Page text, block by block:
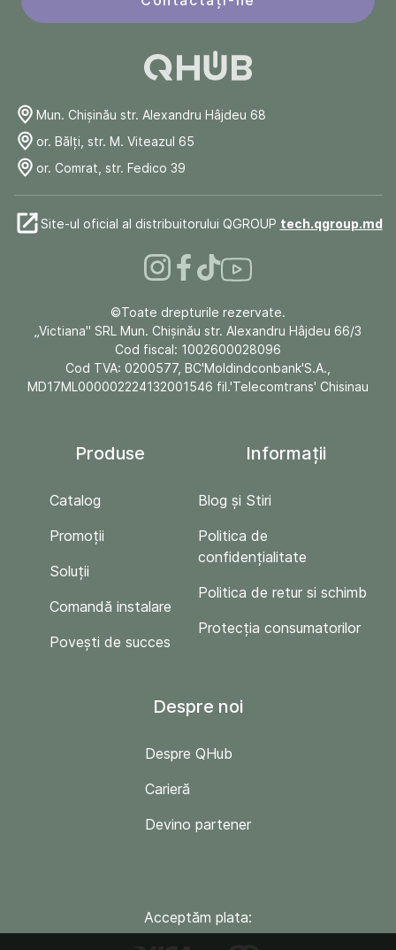
Mun. Chişinău str. Alexandru Hâjdeu 68
or. Bălți, str. M. Viteazul 65
or. Comrat, str. Fedico 39
Site-ul oficial al distribuitorului QGROUP tech.qgroup.md
©Toate drepturile rezervate.
„Victiana" SRL Mun. Chişinău str. Alexandru Hâjdeu 66/3
Cod fiscal: 1002600028096
Cod TVA: 0200577, BC'Moldindconbank'S.A.,
MD17ML000002224132001546 fil.'Telecomtrans' Chisinau
Produse
Catalog
Promoții
Soluții
Comandă instalare
Povești de succes
Informații
Blog și Stiri
Politica de
confidențialitate
Politica de retur si schimb
Protecția consumatorilor
Despre noi
Despre QHub
Carieră
Devino partener
Acceptăm plata: